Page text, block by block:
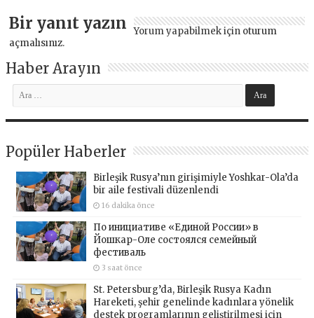
Bir yanıt yazın Yorum yapabilmek için oturum
açmalısınız.
Haber Arayın
Popüler Haberler
Birleşik Rusya’nın girişimiyle Yoshkar-Ola’da
bir aile festivali düzenlendi
16 dakika önce
По инициативе «Единой России» в
Йошкар-Оле состоялся семейный
фестиваль
3 saat önce
St. Petersburg’da, Birleşik Rusya Kadın
Hareketi, şehir genelinde kadınlara yönelik
destek programlarının geliştirilmesi için